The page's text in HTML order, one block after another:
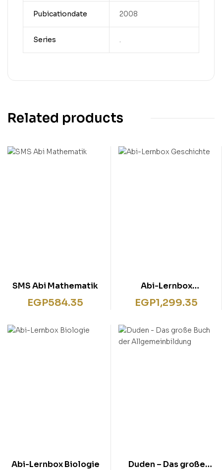
Pubicationdate 2008
Series .
Related products
SMS Abi Mathematik
EGP584.35
Abi-Lernbox
Geschichte
EGP1,299.35
Abi-Lernbox Biologie
Duden – Das große